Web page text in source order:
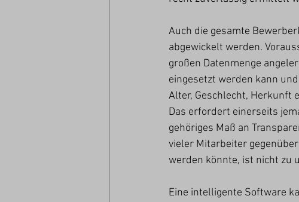
Auch die gesamte
abgewickelt werden.
großen Datenmenge
eingesetzt werden kann
Alter, Geschlecht, Herkunft
Das erfordert einerseits
gehöriges Maß an
vieler Mitarbeiter
werden könnte, ist nicht zu
Eine intelligente Software